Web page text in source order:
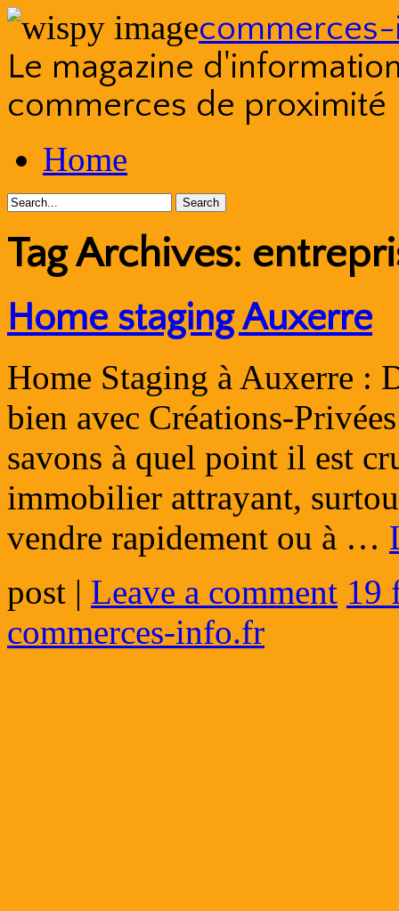
Le magazine
commerces de proximité
to
contentHome
Tag Archives:
Home staging Auxerre
Home Staging à Auxerre :
bien avec Créations-
savons à quel point il est
immobilier attrayant,
vendre rapidement ou à …
post | Leave a comment 19
commerces-info.fr